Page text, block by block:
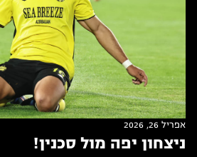
אפריל 26, 2026
ניצחון יפה מול סכנין!